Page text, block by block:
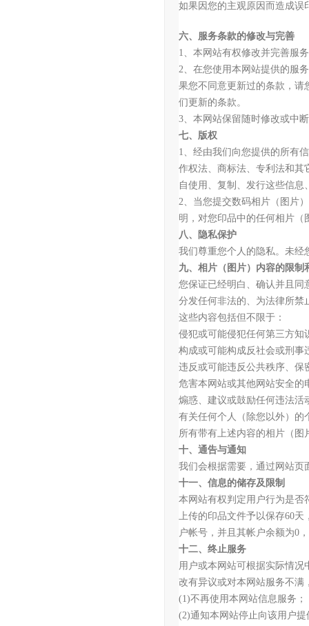
如果因您的主观原因而造成误
六、服务条款的修改与完善
1、本网站有权修改并完善服
2、在您使用本网站提供的服
果您不同意更新过的条款，请
们更新的条款。
3、本网站保留随时修改或中
七、版权
1、经由我们向您提供的所有
作权法、商标法、专利法和其
自使用、复制、发行这些信
2、当您提交数码相片（图片
明，对您印品中的任何相片
八、隐私保护
我们尊重您个人的隐私。未经
九、相片（图片）内容的限制
您保证已经明白、确认并且同
分发任何非法的、为法律所禁
这些内容包括但不限于：
侵犯或可能侵犯任何第三方知
构成或可能构成反社会或刑事
违反或可能违反公共秩序、保
危害本网站或其他网站安全的
煽惑、建议或鼓励任何违法活
有关任何个人（除您以外）的
所有带有上述内容的相片（
十、通告与通知
我们会根据需要，通过网站页
十一、信息的储存及限制
本网站有权判定用户行为是否
上传的印品文件予以保存60天
户帐号，并且其帐户余额为0
十二、终止服务
用户或本网站可根据实际情
改有异议或对本网站服务不满
(1)不再使用本网站信息服务；
(2)通知本网站停止向该用户提